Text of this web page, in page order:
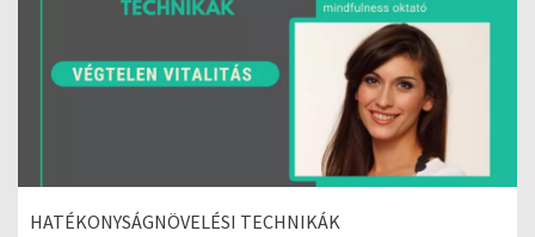
HATÉKONYSÁGNÖVELÉSI TECHNIKÁK